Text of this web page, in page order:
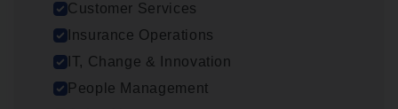
Customer Services
Insurance Operations
IT, Change & Innovation
People Management
Antwerpen